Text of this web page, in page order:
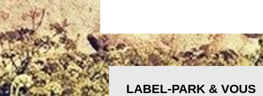
LABEL-PARK & VOUS